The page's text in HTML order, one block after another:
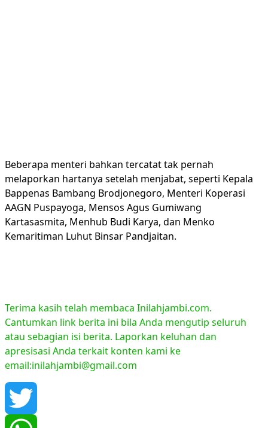
Beberapa menteri bahkan tercatat tak pernah
melaporkan hartanya setelah menjabat, seperti Kepala
Bappenas Bambang Brodjonegoro, Menteri Koperasi
AAGN Puspayoga, Mensos Agus Gumiwang
Kartasasmita, Menhub Budi Karya, dan Menko
Kemaritiman Luhut Binsar Pandjaitan.
Terima kasih telah membaca Inilahjambi.com.
Cantumkan link berita ini bila Anda mengutip seluruh
atau sebagian isi berita. Laporkan keluhan dan
apresisasi Anda terkait konten kami ke
email:inilahjambi@gmail.com